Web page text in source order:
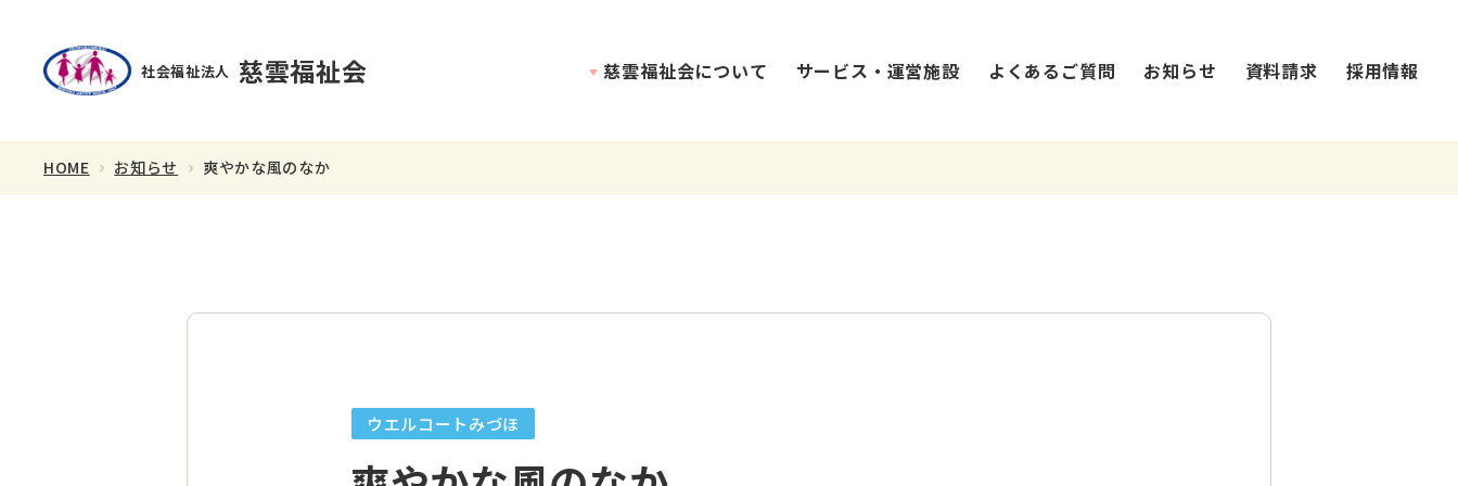
社会福祉法人 慈雲福祉会 慈雲福祉会について サービス・運営施設 よくあるご質問 お知らせ 資料請求 採用情報
HOME お知らせ 爽やかな風のなか
ウエルコートみづほ